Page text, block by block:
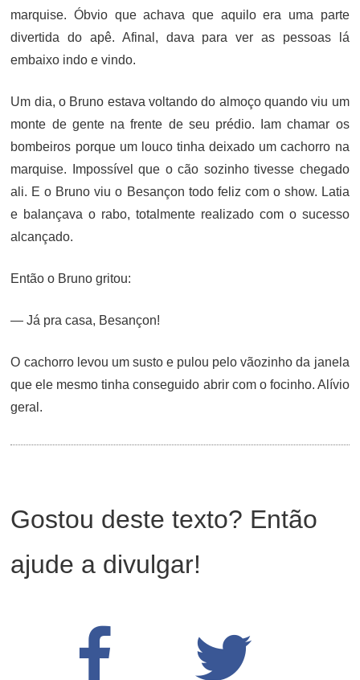
marquise. Óbvio que achava que aquilo era uma parte
divertida do apê. Afinal, dava para ver as pessoas lá
embaixo indo e vindo.
Um dia, o Bruno estava voltando do almoço quando viu um
monte de gente na frente de seu prédio. Iam chamar os
bombeiros porque um louco tinha deixado um cachorro na
marquise. Impossível que o cão sozinho tivesse chegado
ali. E o Bruno viu o Besançon todo feliz com o show. Latia
e balançava o rabo, totalmente realizado com o sucesso
alcançado.
Então o Bruno gritou:
— Já pra casa, Besançon!
O cachorro levou um susto e pulou pelo vãozinho da janela
que ele mesmo tinha conseguido abrir com o focinho. Alívio
geral.
Gostou deste texto? Então
ajude a divulgar!